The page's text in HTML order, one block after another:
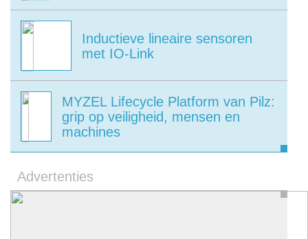
Inductieve lineaire sensoren
met IO-Link
MYZEL Lifecycle Platform van Pilz:
grip op veiligheid, mensen en
machines
Advertenties